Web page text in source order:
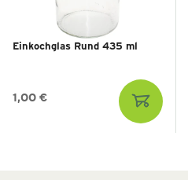
Einkochglas Rund 435 ml
1,00 €